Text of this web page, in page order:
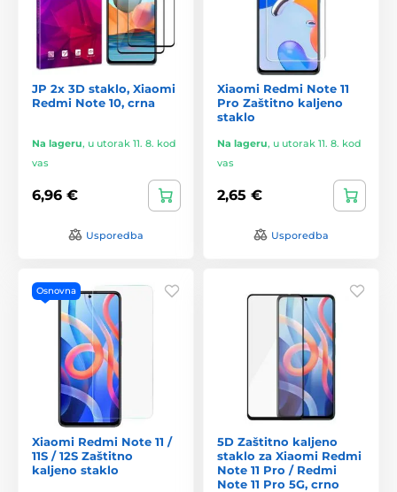
JP 2x 3D staklo, Xiaomi
Redmi Note 10, crna
Na lageru, u utorak 11. 8. kod
vas
6,96 €
Usporedba
Xiaomi Redmi Note 11
Pro Zaštitno kaljeno
staklo
Na lageru, u utorak 11. 8. kod
vas
2,65 €
Usporedba
Osnovna
Xiaomi Redmi Note 11 /
11S / 12S Zaštitno
kaljeno staklo
5D Zaštitno kaljeno
staklo za Xiaomi Redmi
Note 11 Pro / Redmi
Note 11 Pro 5G, crno